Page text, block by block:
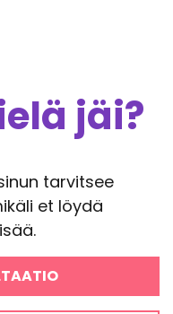
jäi?
tarvitsee
et löydä